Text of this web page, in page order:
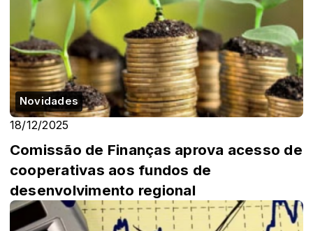
Novidades
18/12/2025
Comissão de Finanças aprova acesso de
cooperativas aos fundos de
desenvolvimento regional